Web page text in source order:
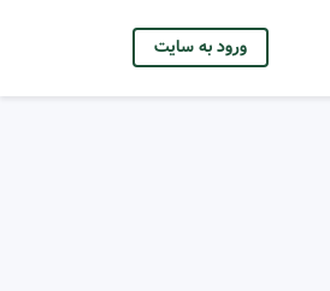
ورود به سایت